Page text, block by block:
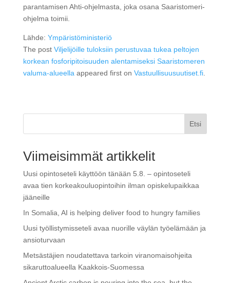
parantamisen Ahti-ohjelmasta, joka osana Saaristomeri-
ohjelma toimii.
Lähde: Ympäristöministeriö
The post Viljelijöille tuloksiin perustuvaa tukea peltojen
korkean fosforipitoisuuden alentamiseksi Saaristomeren
valuma-alueellaappeared first on Vastuullisuusuutiset.fi.
Etsi
Viimeisimmät artikkelit
Uusi opintoseteli käyttöön tänään 5.8. – opintoseteli
avaa tien korkeakouluopintoihin ilman opiskelupaikkaa
jääneille
In Somalia, AI is helping deliver food to hungry families
Uusi työllistymisseteli avaa nuorille väylän työelämään ja
ansioturvaan
Metsästäjien noudatettava tarkoin viranomaisohjeita
sikaruttoalueella Kaakkois-Suomessa